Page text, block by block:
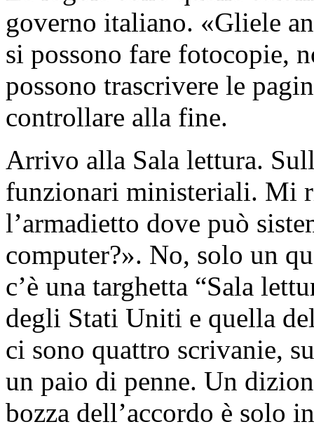
governo italiano. «Gliele
si possono fare fotocopie,
possono trascrivere le
controllare alla fine.
Arrivo alla Sala lettura.
funzionari ministeriali. Mi
l’armadietto dove può
computer?». No, solo un
c’è una targhetta “Sala
degli Stati Uniti e quella
ci sono quattro scrivanie,
un paio di penne. Un
bozza dell’accordo è solo